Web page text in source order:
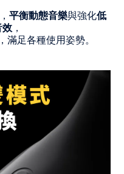
平衡動態音樂與強化低
效 ，
足各種使用姿勢。